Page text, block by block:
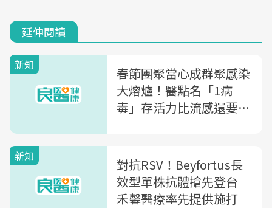
延伸閱讀
新知
春節團聚當心成群聚感染
大熔爐！醫點名「1病
毒」存活力比流感還要
新知
對抗RSV！Beyfortus長
效型單株抗體搶先登台
禾馨醫療率先提供施打